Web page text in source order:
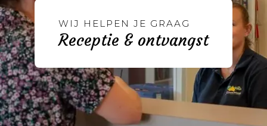
WIJ HELPEN JE GRAAG
Receptie & ontvangst